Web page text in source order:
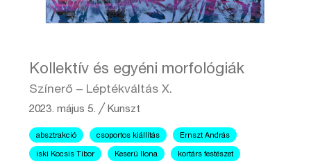
Kollektív és egyéni morfológiák
Színerő – Léptékváltás X.
2023. május 5. ╱ Kunszt
absztrakció csoportos kiállítás Ernszt András
iski Kocsis Tibor Keserü Ilona kortárs festészet